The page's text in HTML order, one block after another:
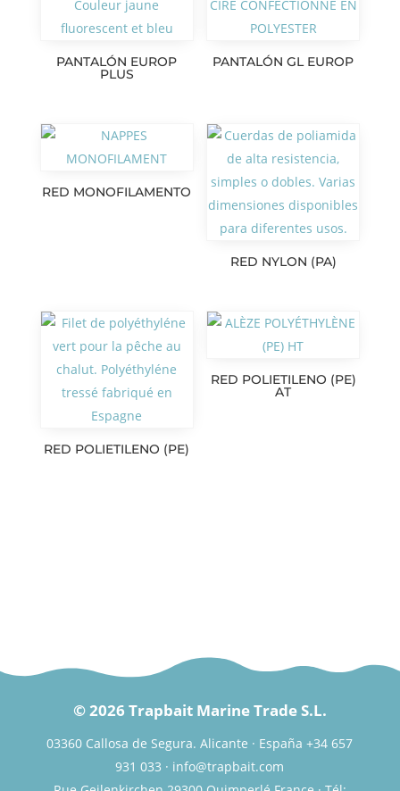
PANTALÓN EUROP
PLUS
PANTALÓN GL EUROP
RED MONOFILAMENTO
RED NYLON (PA)
RED POLIETILENO (PE)
RED POLIETILENO (PE)
AT
© 2026 Trapbait Marine Trade S.L.
03360 Callosa de Segura. Alicante · España +34 657
931 033 · info@trapbait.com